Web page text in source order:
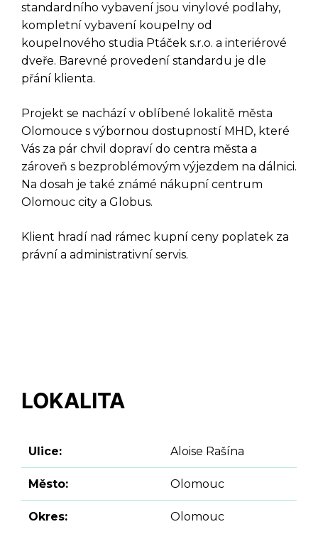
standardního vybavení jsou vinylové podlahy,
kompletní vybavení koupelny od
koupelnového studia Ptáček s.r.o. a interiérové
dveře. Barevné provedení standardu je dle
přání klienta.
Projekt se nachází v oblíbené lokalitě města
Olomouce s výbornou dostupností MHD, které
Vás za pár chvil dopraví do centra města a
zároveň s bezproblémovým výjezdem na dálnici.
Na dosah je také známé nákupní centrum
Olomouc city a Globus.
Klient hradí nad rámec kupní ceny poplatek za
právní a administrativní servis.
LOKALITA
Ulice: Aloise Rašína
Město: Olomouc
Okres: Olomouc
DOTAZ K TÉTO
NEMOVITOSTI